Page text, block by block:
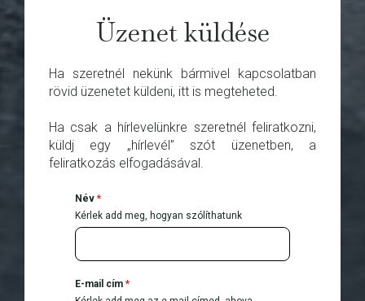
Üzenet küldése
Ha szeretnél nekünk bármivel kapcsolatban
rövid üzenetet küldeni, itt is megteheted.
Ha csak a hírlevelünkre szeretnél feliratkozni,
küldj egy „hírlevél” szót üzenetben, a
feliratkozás elfogadásával.
Név *
Kérlek add meg, hogyan szólíthatunk
E-mail cím *